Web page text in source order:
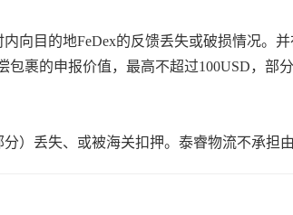
向目的地FeDex的反馈丢失或破损情况。
裹的申报价值，最高不超过100USD，部
）丢失、或被海关扣押。泰睿物流不承担